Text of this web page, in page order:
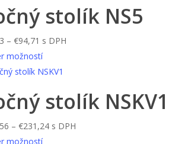
vybrať
na
stránke
produktu.
€247,23
viacero
Možnosti
môžete
vybrať
na
stránke
produktu.
stolík NS5
– €94,71 Price
range:
€75,03
€94,71
s DPH
možnostíTento
produkt
viacero
Možnosti
stolík NSKV1
– €231,24Price
s DPH
možnostíTento